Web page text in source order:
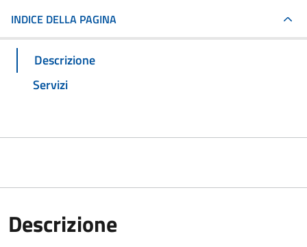
INDICE DELLA PAGINA
Descrizione
Servizi
Descrizione